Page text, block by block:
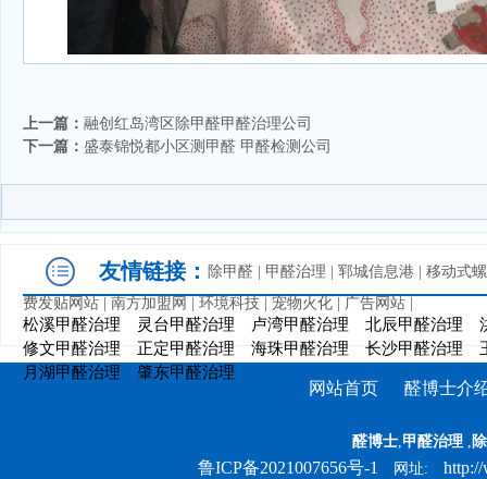
上一篇： 融创红岛湾区除甲醛甲醛治理公司
下一篇： 盛泰锦悦都小区测甲醛 甲醛检测公司
友情链接： 除甲醛 甲醛治理 郓城信息港
移动式
费发贴网站
南方加盟网 环境科技 宠物火化 广告网站
松溪甲醛治理 灵台甲醛治理 卢湾甲醛治理 北辰甲醛治理
修文甲醛治理
正定甲醛治理 海珠甲醛治理 长沙甲醛治理
月湖甲醛治理
肇东甲醛治理
网站首页 醛博士介
醛博士,甲醛治理 ,
鲁ICP备2021007656号-1 网址: http://